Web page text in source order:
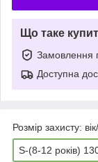
Що таке
Замовлення
Доступна
Розмір захисту:
S-(8-12 років)